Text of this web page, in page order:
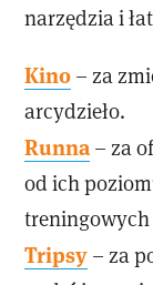
narzędzia i
Kino – za
arcydzieło.
Runna – za
od ich
Tripsy – za